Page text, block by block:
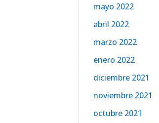
mayo 2022
abril 2022
marzo 2022
enero 2022
diciembre 2021
noviembre 2021
octubre 2021